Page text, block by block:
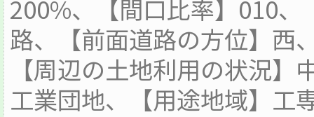
200%、【間口比率】010
路、【前面道路の方位】西
【周辺の土地利用の状況
工業団地、【用途地域】工